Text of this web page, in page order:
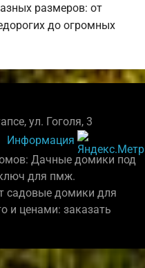
размеров: от
до огромных
ул. Гоголя, 3
Информация
Дачные домики под
для пмж.
садовые домики для
и ценами: заказать